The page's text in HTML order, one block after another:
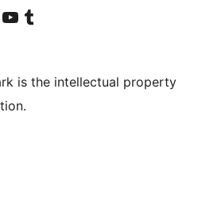
в LinkedIn
запись в TikTok
Посетите наш канал YouTube
Посетите нашу учётную запись в Tumblr
is the intellectual property